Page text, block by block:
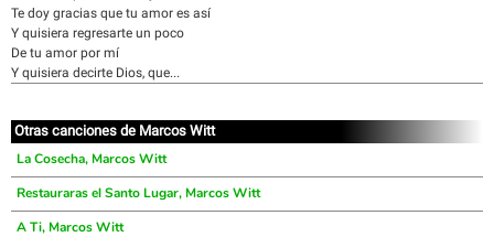
Te doy gracias que tu amor es así
Y quisiera regresarte un poco
De tu amor por mí
Y quisiera decirte Dios, que...
Otras canciones de Marcos Witt
La Cosecha, Marcos Witt
Restauraras el Santo Lugar, Marcos Witt
A Ti, Marcos Witt